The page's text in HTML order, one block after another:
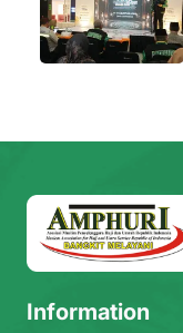
Information